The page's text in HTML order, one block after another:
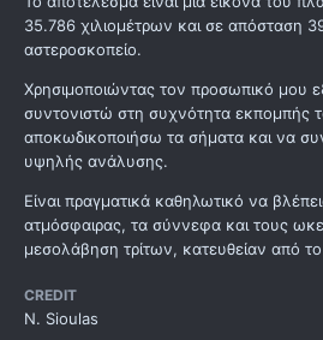
35.786 χιλιομέτρων και σε απόσταση
αστεροσκοπείο.
Χρησιμοποιώντας τον προσωπικό μου
συντονιστώ στη συχνότητα εκπομπής
αποκωδικοποιήσω τα σήματα και να
υψηλής ανάλυσης.
Είναι πραγματικά καθηλωτικό να
ατμόσφαιρας, τα σύννεφα και τους
μεσολάβηση τρίτων, κατευθείαν από
CREDIT
N. Sioulas